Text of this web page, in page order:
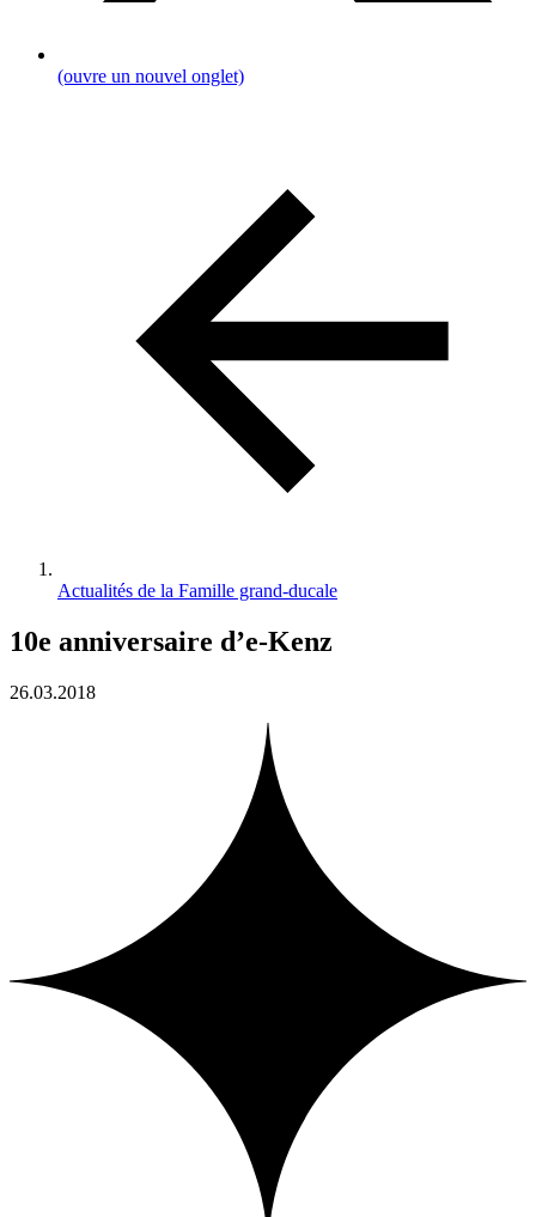
(ouvre un nouvel onglet)
Actualités de la Famille grand-ducale
10e anniversaire d’e-Kenz
26.03.2018